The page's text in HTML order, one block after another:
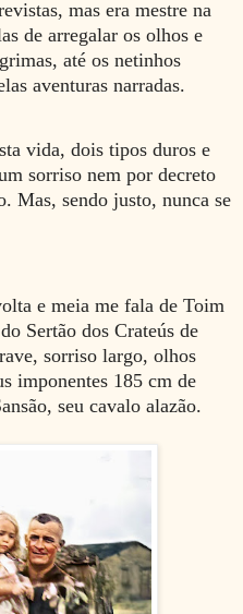
mas era mestre na
de arregalar os olhos e
até os netinhos
aventuras narradas.
vida, dois tipos duros e
sorriso nem por decreto
Mas, sendo justo, nunca se
e meia me fala de Toim
Sertão dos Crateús de
sorriso largo, olhos
imponentes 185 cm de
seu cavalo alazão.